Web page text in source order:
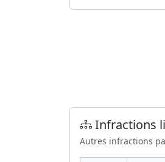
Infractions
Autres infractions